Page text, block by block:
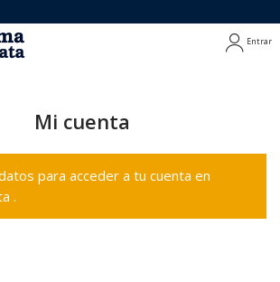
Entrar
Mi cuenta
para acceder a tu cuenta en
.